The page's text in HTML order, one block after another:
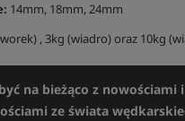
14mm, 18mm, 24mm
, 3kg (wiadro) oraz 10kg
na bieżąco z nowościami i
ze świata